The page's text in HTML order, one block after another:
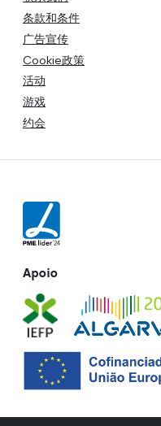
条款和条件
广告宣传
Cookie政策
活动
游戏
约会
Apoio